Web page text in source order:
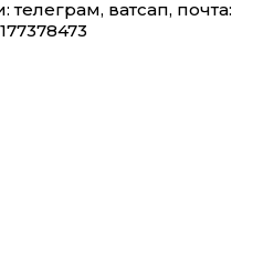
ватсап, почта: